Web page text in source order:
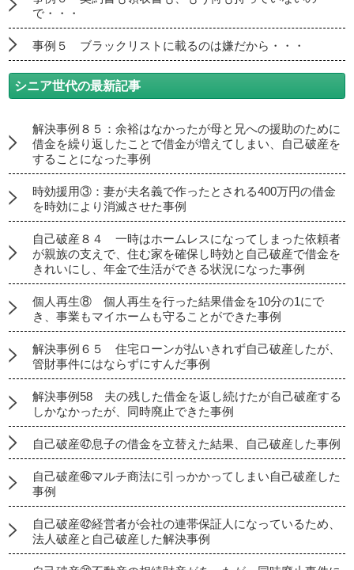
で・・・
事例５ ブラックリストに載るのは嫌だから・・・
シニア世代の最新記事
解決事例８５：余裕はなかったが母と兄への援助のために
借金を繰り返したことで借金が増えてしまい、自己破産を
することになった事例
時効援用③：妻が夫名義で作ったとされる400万円の借金
を時効により消滅させた事例
自己破産８４ 一時はホームレスになってしまった依頼者
が親族の支えで、住む家を確保し時効と自己破産で借金を
きれいにし、年金で生活ができる状況になった事例
個人再生⑧ 個人再生を行った結果借金を10分の1にで
き、事業もマイホームも守ることができた事例
解決事例６５ 住宅ローンが払いきれず自己破産したが、
管財事件にはならずにすんだ事例
解決事例58 夫の残した借金を返し続けたが自己破産する
しかなかったが、同時廃止できた事例
自己破産㊼息子の借金を立替えた結果、自己破産した事例
自己破産㊻マルチ商法に引っかかってしまい自己破産した
事例
自己破産㊷経営者が会社の連帯保証人になっているため、
法人破産と自己破産した解決事例